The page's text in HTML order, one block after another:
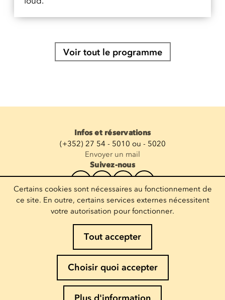
Voir tout le programme
Infos et réservations
(+352) 27 54 - 5010 ou - 5020
Envoyer un mail
Suivez-nous
Recevoir la newsletter
Entrez votre mail
Politique de Cookies
Politique de confidentialité
Certains cookies sont nécessaires au fonctionnement de
ce site. En outre, certains services externes nécessitent
votre autorisation pour fonctionner.
Tout accepter
Choisir quoi accepter